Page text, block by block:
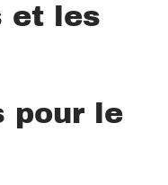
et les
pour le